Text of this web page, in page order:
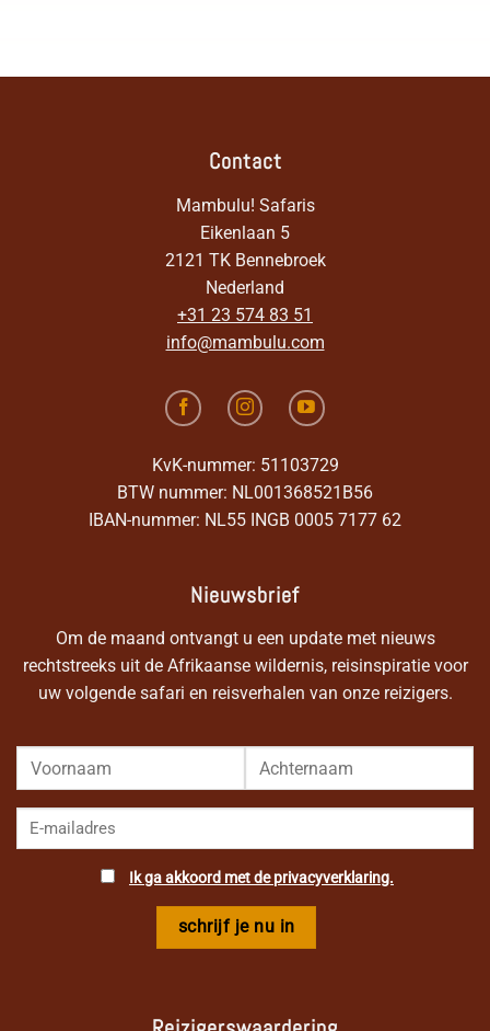
Contact
Mambulu! Safaris
Eikenlaan 5
2121 TK Bennebroek
Nederland
+31 23 574 83 51
info@mambulu.com
KvK-nummer: 51103729
BTW nummer: NL001368521B56
IBAN-nummer: NL55 INGB 0005 7177 62
Nieuwsbrief
Om de maand ontvangt u een update met nieuws
rechtstreeks uit de Afrikaanse wildernis, reisinspiratie voor
uw volgende safari en reisverhalen van onze reizigers.
Ik ga akkoord met de privacyverklaring.